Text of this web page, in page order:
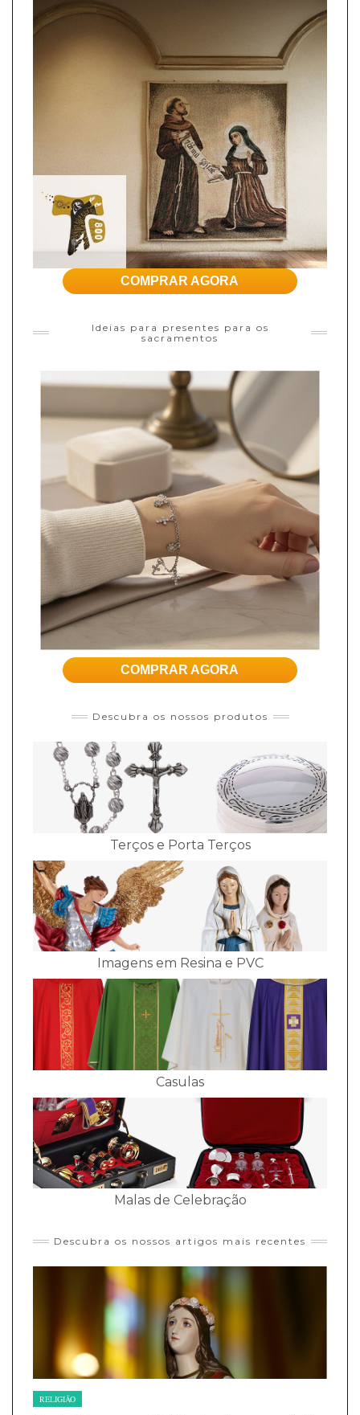
COMPRAR AGORA
Ideias para presentes para os
sacramentos
COMPRAR AGORA
Descubra os nossos produtos
Terços e Porta Terços
Imagens em Resina e PVC
Casulas
Malas de Celebração
Descubra os nossos artigos mais recentes
RELIGIÃO